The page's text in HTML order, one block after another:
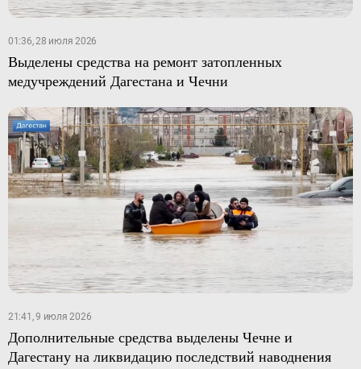
01:36, 28 июля 2026
Выделены средства на ремонт затопленных
медучреждений Дагестана и Чечни
21:41, 9 июля 2026
Дополнительные средства выделены Чечне и
Дагестану на ликвидацию последствий наводнения